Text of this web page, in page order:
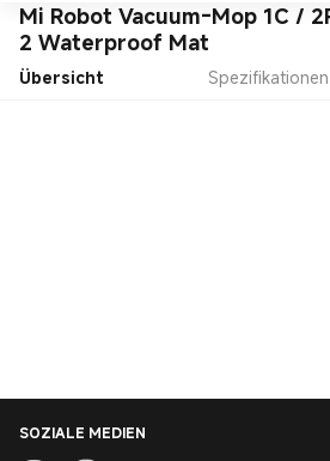
Mi Robot Vacuum-Mop 1C /
2 Waterproof Mat
Übersicht Spezifikationen
SOZIALE MEDIEN